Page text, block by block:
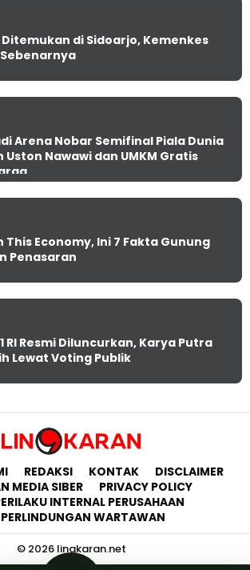
Ditemukan di Sidoarjo, Kemenkes
Arena Nobar Semifinal Piala Dunia
Uston Nawawi dan UMKM Gratis
This Economy, Ini 7 Fakta Gunung
Penasaran
RI Resmi Diluncurkan, Karya Putra
Lewat Voting Publik
REDAKSI KONTAK
DISCLAIMER
MEDIA SIBER
PRIVACY POLICY
INTERNAL PERUSAHAAN
WARTAWAN
© 2026 lingkaran.net